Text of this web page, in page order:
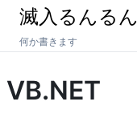
滅入るんるん
何か書きます
VB.NET